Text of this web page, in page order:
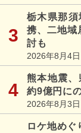
栃木県那
携、二地域
討も
2026年8月4日
熊本地震、
約9億円に
2026年8月3日
ロケ地めぐ